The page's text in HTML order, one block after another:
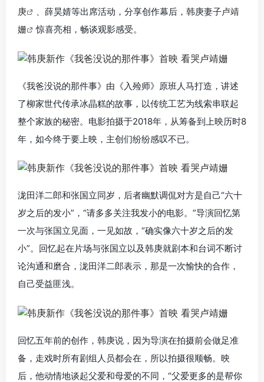
庚
、薛昊婧等出席活动，分享创作幕后，韩庚妻子卢靖
姗
惊喜亮相，畅谈观影感受。
《我爸没说的那件事》由《入殓师》原班人马打造，讲述
了柳家世代传承冰晶糕的故事，以传统工艺为线索串联起
整个家族的秘密。电影拍摄于2018年，从筹备到上映历时8
年，如今终于要上映，主创们纷纷感叹不已。
泷田洋二郎和张国立同岁，后者幽默调侃对方是自己“六十
岁之后的发小”，“请多多关注我发小的电影。”导演回忆第
一次与张国立见面，一见如故，“确实像六十岁之后的发
小”。回忆起在片场与张国立以及韩庚就剧本和台词不断讨
论沟通和磨合，泷田洋二郎表示，那是一次愉快的合作，
自己受益匪浅。
回忆五年前的创作，韩庚说，因为导演在拍摄前会做足准
备，走戏时所有剧组人员都会在，所以拍摄很顺畅。映
后，他动情地谈起父爱和母爱的不同，“父爱更多的是帮你